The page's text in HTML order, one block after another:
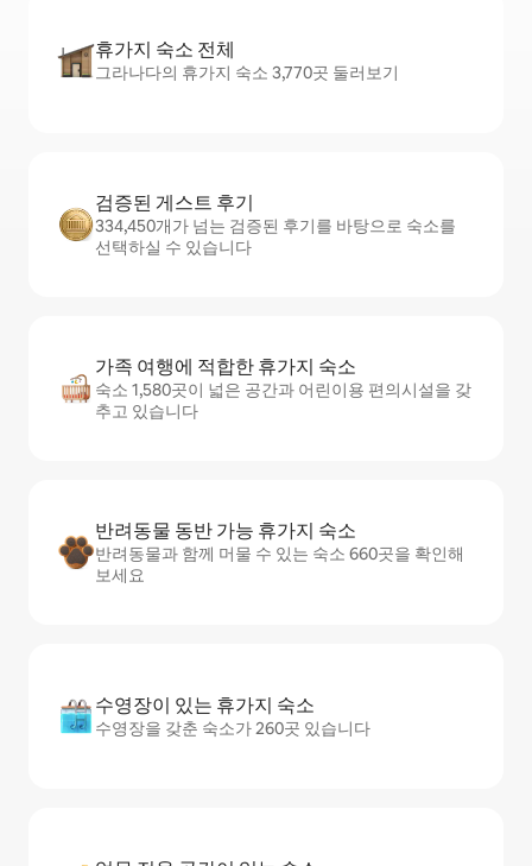
휴가지 숙소 전체
그라나다의 휴가지 숙소 3,770곳 둘러보기
검증된 게스트 후기
334,450개가 넘는 검증된 후기를 바탕으로 숙소를
선택하실 수 있습니다
가족 여행에 적합한 휴가지 숙소
숙소 1,580곳이 넓은 공간과 어린이용 편의시설을 갖
추고 있습니다
반려동물 동반 가능 휴가지 숙소
반려동물과 함께 머물 수 있는 숙소 660곳을 확인해
보세요
수영장이 있는 휴가지 숙소
수영장을 갖춘 숙소가 260곳 있습니다